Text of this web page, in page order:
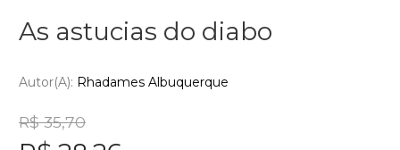
As astucias do diabo
Autor(a): Rhadames Albuquerque
R$ 35,70